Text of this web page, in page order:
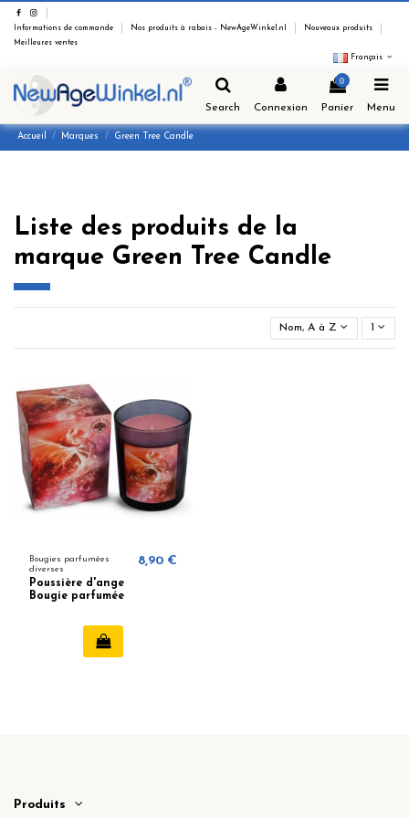
Informations de commande Nos produits à rabais - NewAgeWinkel.nl
Nouveaux produits
Meilleures ventes
Français
Search Connexion
0
Panier Menu
Accueil Marques Green Tree Candle
Liste des produits de la
marque Green Tree Candle
Nom, A à Z 1
Bougies parfumées
diverses
Poussière d'ange
Bougie parfumée
8,90 €
Produits